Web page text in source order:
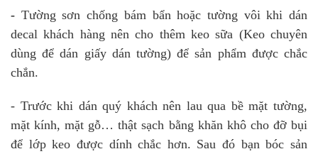
- Tường sơn chống bám bẩn hoặc tường vôi khi dán
decal khách hàng nên cho thêm keo sữa (Keo chuyên
dùng để dán giấy dán tường) để sản phẩm được chắc
chắn.
- Trước khi dán quý khách nên lau qua bề mặt tường,
mặt kính, mặt gỗ… thật sạch bằng khăn khô cho đỡ bụi
để lớp keo được dính chắc hơn. Sau đó bạn bóc sản